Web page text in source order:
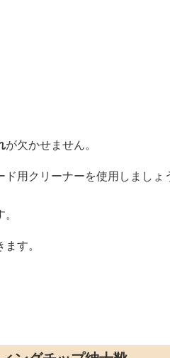
が欠かせません。
用クリーナーを使用しましょ
す。